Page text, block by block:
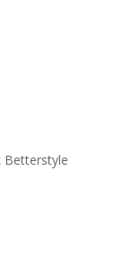
Betterstyle